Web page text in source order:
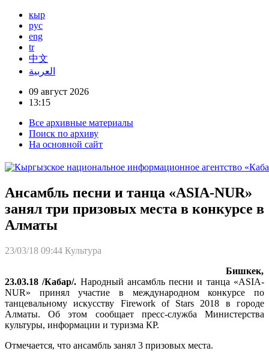
кыр
рус
eng
tr
中文
العربية
09 август 2026
13:15
Все архивные материалы
Поиск по архиву
На основной сайт
Ансамбль песни и танца «ASIA-NUR»
занял три призовых места в конкурсе в
Алматы
23/03/18 09:44 Культура
Бишкек,
23.03.18 /Кабар/. Народный ансамбль песни и танца «ASIA-
NUR» принял участие в международном конкурсе по
танцевальному искусству Firework of Stars 2018 в городе
Алматы. Об этом сообщает пресс-служба Министерства
культуры, информации и туризма КР.
Отмечается, что ансамбль занял 3 призовых места.